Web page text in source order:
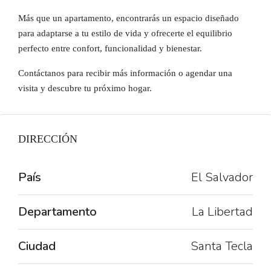
Más que un apartamento, encontrarás un espacio diseñado
para adaptarse a tu estilo de vida y ofrecerte el equilibrio
perfecto entre confort, funcionalidad y bienestar.
Contáctanos para recibir más información o agendar una
visita y descubre tu próximo hogar.
DIRECCIÓN
País El Salvador
Departamento La Libertad
Ciudad Santa Tecla